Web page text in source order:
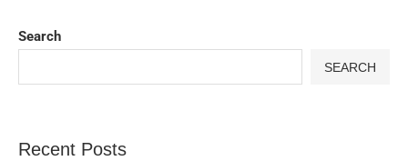
Search
SEARCH
Recent Posts